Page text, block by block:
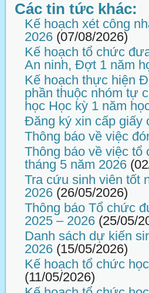
Các tin tức khác:
Kế hoạch xét công
2026 (07/08/2026)
Kế hoạch tổ chức
An ninh, Đợt 1 năm
Kế hoạch thực hiện
phần thuộc nhóm tự
học Học kỳ 1 năm
Đăng ký xin cấp giấy
Thông báo về việc
Thông báo về việc tổ
tháng 5 năm 2026
Tra cứu sinh viên tốt
2026 (26/05/2026)
Thông báo Tổ chức
2025 – 2026 (25/05/
Danh sách dự kiến
2026 (15/05/2026)
Kế hoạch tổ chức
(11/05/2026)